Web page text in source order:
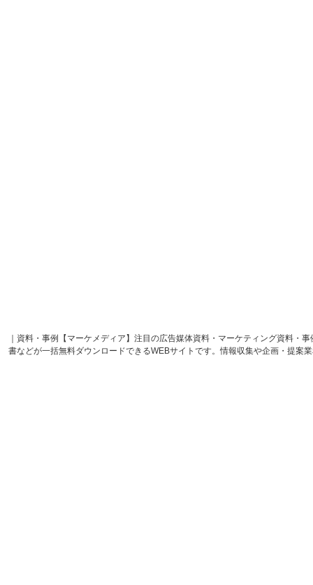
｜資料・事例【マーケメディア】注目の広告媒体資料・マーケティング資料・
書などが一括無料ダウンロードできるWEBサイトです。情報収集や企画・提案